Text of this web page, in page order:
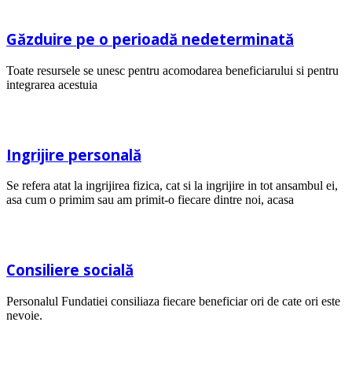
Găzduire pe o perioadă nedeterminată
Toate resursele se unesc pentru acomodarea beneficiarului si pentru
integrarea acestuia
Ingrijire personală
Se refera atat la ingrijirea fizica, cat si la ingrijire in tot ansambul ei,
asa cum o primim sau am primit-o fiecare dintre noi, acasa
Consiliere socială
Personalul Fundatiei consiliaza fiecare beneficiar ori de cate ori este
nevoie.